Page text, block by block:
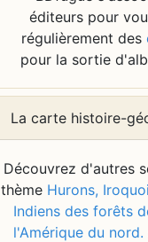
éditeurs pour
régulièrement des
pour la sortie
La carte histoire-
Découvrez d'autres
thème Hurons,
Indiens des forêts
l'Amérique du nord.